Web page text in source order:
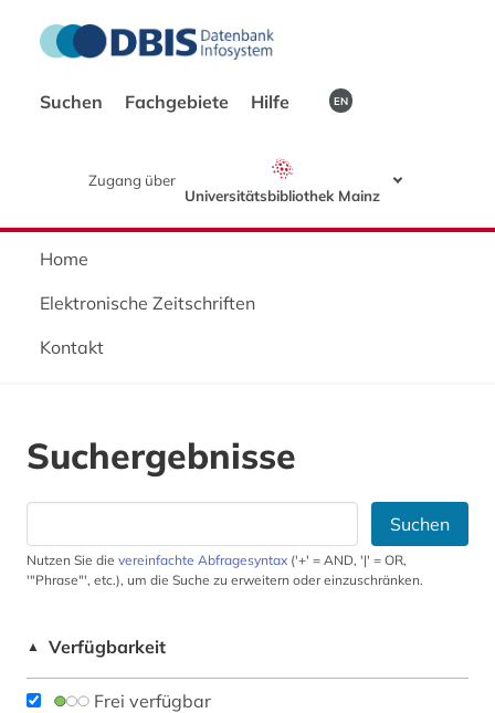
Suchen Fachgebiete Hilfe EN
Zugang über
Universitätsbibliothek Mainz
Home
Elektronische Zeitschriften
Kontakt
Suchergebnisse
Suchen
Nutzen Sie die vereinfachte Abfragesyntax ('+' = AND, '|' = OR,
'"Phrase"', etc.), um die Suche zu erweitern oder einzuschränken.
▲ Verfügbarkeit
Frei verfügbar